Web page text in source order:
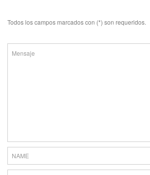
Todos los campos marcados con (*) son requeridos.